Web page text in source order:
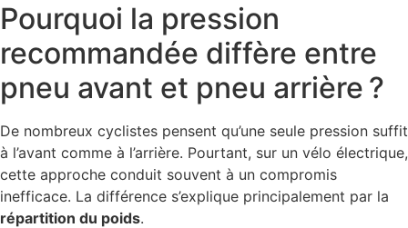
Pourquoi la pression
recommandée diffère entre
pneu avant et pneu arrière ?
De nombreux cyclistes pensent qu’une seule pression suffit
à l’avant comme à l’arrière. Pourtant, sur un vélo électrique,
cette approche conduit souvent à un compromis
inefficace. La différence s’explique principalement par la
répartition du poids.